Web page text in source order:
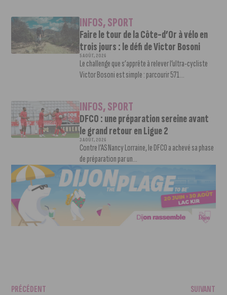
INFOS,SPORT
Faire le tour de la Côte-d’Or à vélo en
trois jours : le défi de Victor Bosoni
5 AOÛT, 2026
Le challenge que s’apprête à relever l’ultra-cycliste
Victor Bosoni est simple : parcourir 571...
INFOS,SPORT
DFCO : une préparation sereine avant
le grand retour en Ligue 2
3 AOÛT, 2026
Contre l’AS Nancy Lorraine, le DFCO a achevé sa phase
de préparation par un...
PRÉCÉDENT SUIVANT